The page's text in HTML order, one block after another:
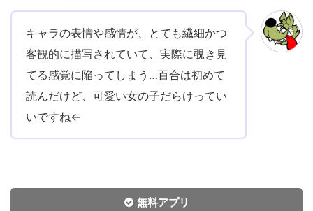
キャラの表情や感情が、とても繊細かつ
客観的に描写されていて、実際に覗き見
てる感覚に陥ってしまう…百合は初めて
読んだけど、可愛い女の子だらけってい
いですね←
無料アプリ